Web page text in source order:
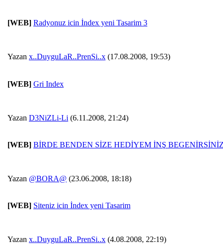
[WEB] Radyonuz icin İndex yeni Tasarim 3
Yazan x..DuyguLaR..PrenSi..x (17.08.2008, 19:53)
[WEB] Gri Index
Yazan D3NiZLi-Li (6.11.2008, 21:24)
[WEB] BİRDE BENDEN SİZE HEDİYEM İNŞ
Yazan @BORA@ (23.06.2008, 18:18)
[WEB] Siteniz icin İndex yeni Tasarim
Yazan x..DuyguLaR..PrenSi..x (4.08.2008, 22:19)